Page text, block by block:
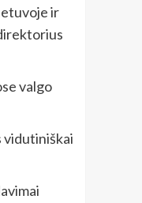
ir
valgo
vidutiniškai